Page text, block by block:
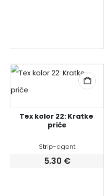
Tex kolor 22: Kratke
priče
Strip-agent
5.30 €